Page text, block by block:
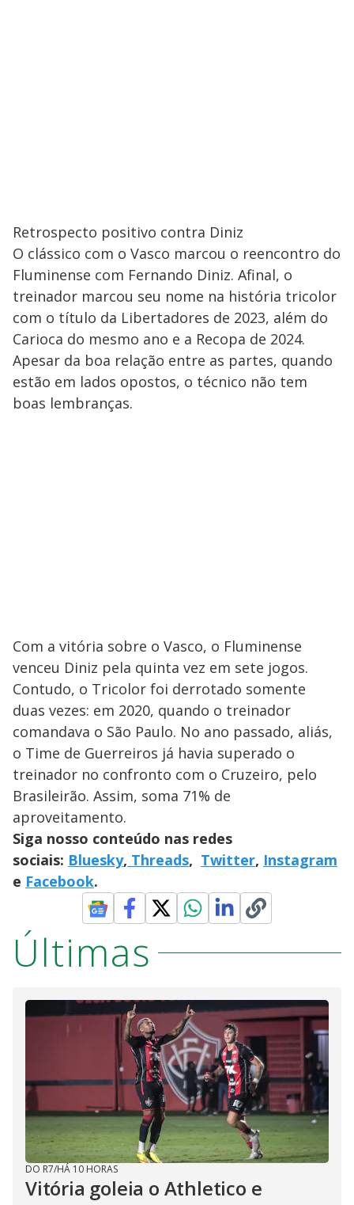
Retrospecto positivo contra Diniz
O clássico com o Vasco marcou o reencontro do
Fluminense com Fernando Diniz. Afinal, o
treinador marcou seu nome na história tricolor
com o título da Libertadores de 2023, além do
Carioca do mesmo ano e a Recopa de 2024.
Apesar da boa relação entre as partes, quando
estão em lados opostos, o técnico não tem
boas lembranças.
Com a vitória sobre o Vasco, o Fluminense
venceu Diniz pela quinta vez em sete jogos.
Contudo, o Tricolor foi derrotado somente
duas vezes: em 2020, quando o treinador
comandava o São Paulo. No ano passado, aliás,
o Time de Guerreiros já havia superado o
treinador no confronto com o Cruzeiro, pelo
Brasileirão. Assim, soma 71% de
aproveitamento.
Siga nosso conteúdo nas redes
sociais: Bluesky, Threads, Twitter, Instagram
e Facebook.
Últimas
DO R7/HÁ 10 HORAS
Vitória goleia o Athletico e